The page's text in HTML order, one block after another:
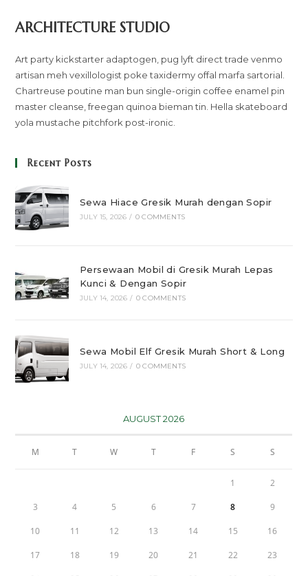
ARCHITECTURE STUDIO
Art party kickstarter adaptogen, pug lyft direct trade venmo
artisan meh vexillologist poke taxidermy offal marfa sartorial.
Chartreuse poutine man bun single-origin coffee enamel pin
master cleanse, freegan quinoa bieman tin. Hella skateboard
yola mustache pitchfork post-ironic.
Recent Posts
Sewa Hiace Gresik Murah dengan Sopir
JULY 15, 2026 / 0 COMMENTS
Persewaan Mobil di Gresik Murah Lepas
Kunci & Dengan Sopir
JULY 14, 2026 / 0 COMMENTS
Sewa Mobil Elf Gresik Murah Short & Long
JULY 14, 2026 / 0 COMMENTS
AUGUST 2026
M T W T F S S
1 2
3 4 5 6 7 8 9
10 11 12 13 14 15 16
17 18 19 20 21 22 23